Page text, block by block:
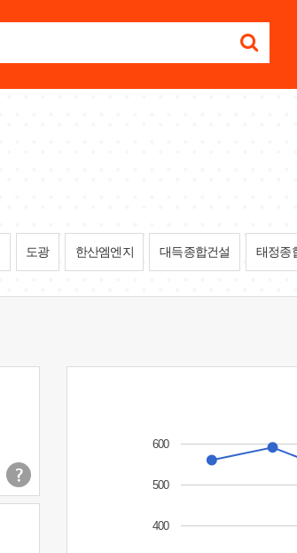
도광 한산엠엔지 대득종합건설 태정종
400
500
600